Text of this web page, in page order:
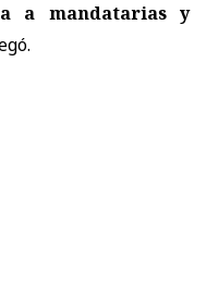
a mandatarias y